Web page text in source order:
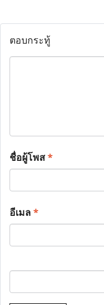
ตอบกระทู้
ชื่อผู้โพส*
อีเมล*